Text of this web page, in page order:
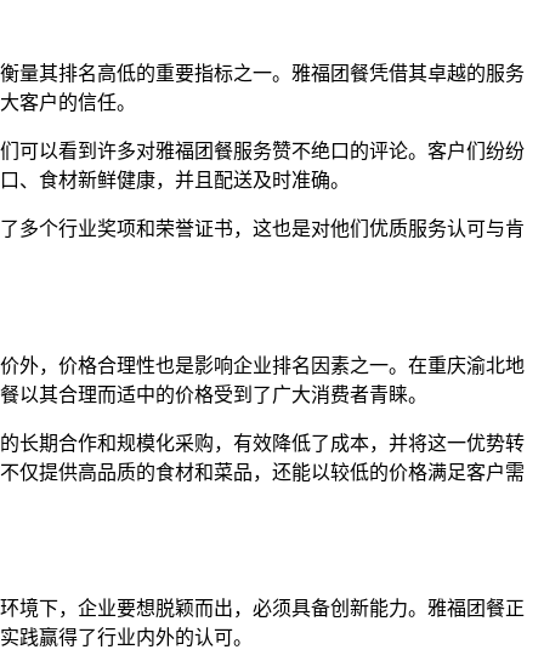
量其排名高低的重要指标之一。雅福团餐凭借其卓越的服务
客户的信任。
可以看到许多对雅福团餐服务赞不绝口的评论。客户们纷纷
、食材新鲜健康，并且配送及时准确。
多个行业奖项和荣誉证书，这也是对他们优质服务认可与肯
外，价格合理性也是影响企业排名因素之一。在重庆渝北地
以其合理而适中的价格受到了广大消费者青睐。
长期合作和规模化采购，有效降低了成本，并将这一优势转
仅提供高品质的食材和菜品，还能以较低的价格满足客户需
境下，企业要想脱颖而出，必须具备创新能力。雅福团餐正
践赢得了行业内外的认可。